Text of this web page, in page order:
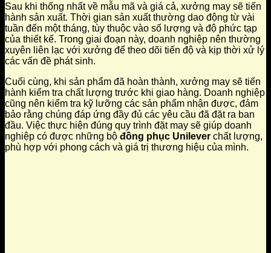
Sau khi thống nhất về mẫu mã và giá cả, xưởng may sẽ tiến
hành sản xuất. Thời gian sản xuất thường dao động từ vài
tuần đến một tháng, tùy thuộc vào số lượng và độ phức tạp
của thiết kế. Trong giai đoạn này, doanh nghiệp nên thường
xuyên liên lạc với xưởng để theo dõi tiến độ và kịp thời xử lý
các vấn đề phát sinh.
Cuối cùng, khi sản phẩm đã hoàn thành, xưởng may sẽ tiến
hành kiểm tra chất lượng trước khi giao hàng. Doanh nghiệp
cũng nên kiểm tra kỹ lưỡng các sản phẩm nhận được, đảm
bảo rằng chúng đáp ứng đầy đủ các yêu cầu đã đặt ra ban
đầu. Việc thực hiện đúng quy trình đặt may sẽ giúp doanh
nghiệp có được những bộ đồng phục Unilever chất lượng,
phù hợp với phong cách và giá trị thương hiệu của mình.